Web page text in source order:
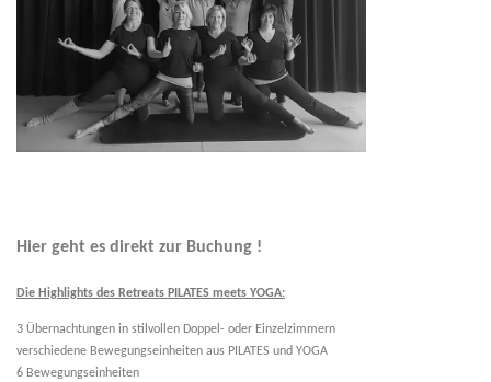
Hier geht es direkt zur Buchung !
Die Highlights des Retreats PILATES meets YOGA:
3 Übernachtungen in stilvollen Doppel- oder Einzelzimmern
verschiedene Bewegungseinheiten aus PILATES und YOGA
6 Bewegungseinheiten